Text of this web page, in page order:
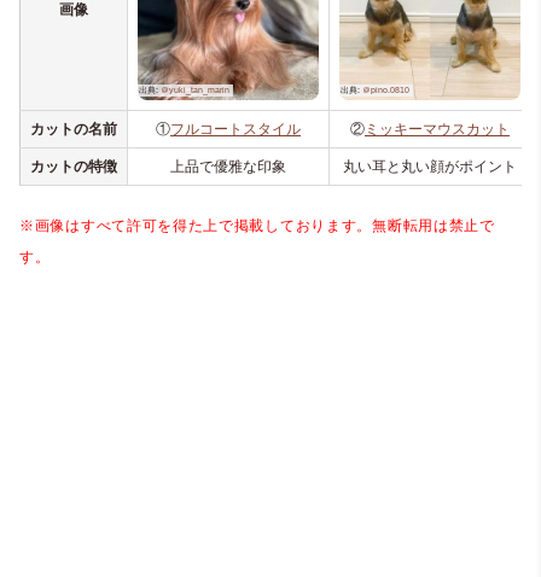
画像
カットの名前 ①フルコートスタイル ② ミッキーマウスカット
カットの特徴 上品で優雅な印象 丸い耳と丸い顔がポイント
※画像はすべて許可を得た上で掲載しております。無断転用は禁止で
す。